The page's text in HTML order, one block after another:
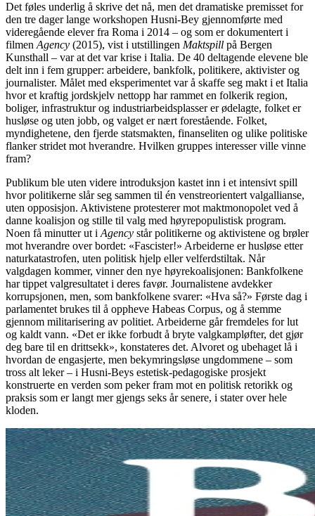
Det føles underlig å skrive det nå, men det dramatiske premisset for
den tre dager lange workshopen Husni-Bey gjennomførte med
videregående elever fra Roma i 2014 – og som er dokumentert i
filmen Agency (2015), vist i utstillingen Maktspill på Bergen
Kunsthall – var at det var krise i Italia. De 40 deltagende elevene ble
delt inn i fem grupper: arbeidere, bankfolk, politikere, aktivister og
journalister. Målet med eksperimentet var å skaffe seg makt i et Italia
hvor et kraftig jordskjelv nettopp har rammet en folkerik region,
boliger, infrastruktur og industriarbeidsplasser er ødelagte, folket er
husløse og uten jobb, og valget er nært forestående. Folket,
myndighetene, den fjerde statsmakten, finanseliten og ulike politiske
flanker stridet mot hverandre. Hvilken gruppes interesser ville vinne
fram?
Publikum ble uten videre introduksjon kastet inn i et intensivt spill
hvor politikerne slår seg sammen til én venstreorientert valgallianse,
uten opposisjon. Aktivistene protesterer mot maktmonopolet ved å
danne koalisjon og stille til valg med høyrepopulistisk program.
Noen få minutter ut i Agency står politikerne og aktivistene og brøler
mot hverandre over bordet: «Fascister!» Arbeiderne er husløse etter
naturkatastrofen, uten politisk hjelp eller velferdstiltak. Når
valgdagen kommer, vinner den nye høyrekoalisjonen: Bankfolkene
har tippet valgresultatet i deres favør. Journalistene avdekker
korrupsjonen, men, som bankfolkene svarer: «Hva så?» Første dag i
parlamentet brukes til å oppheve Habeas Corpus, og å stemme
gjennom militarisering av politiet. Arbeiderne går fremdeles for lut
og kaldt vann. «Det er ikke forbudt å bryte valgkampløfter, det gjør
deg bare til en drittsekk», konstateres det. Alvoret og ubehaget lå i
hvordan de engasjerte, men bekymringsløse ungdommene – som
tross alt leker – i Husni-Beys estetisk-pedagogiske prosjekt
konstruerte en verden som peker fram mot en politisk retorikk og
praksis som er langt mer gjengs seks år senere, i stater over hele
kloden.